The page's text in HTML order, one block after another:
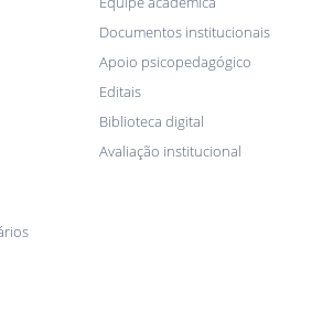
Documentos institucionais
Apoio psicopedagógico
Editais
Biblioteca digital
Avaliação institucional